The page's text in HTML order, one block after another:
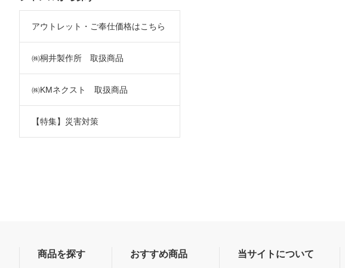
アウトレット・ご奉仕価格はこちら
㈱桐井製作所 取扱商品
㈱KMネクスト 取扱商品
【特集】災害対策
商品を探す おすすめ商品 当サイトについて